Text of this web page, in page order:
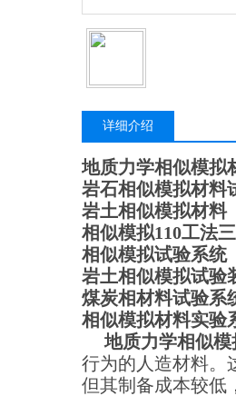
详细介绍
地质力学相似模拟
岩石相似模拟材料
岩土相似模拟材料
相似模拟110工法
相似模拟试验系统
岩土相似模拟试验
煤炭相材料试验系
相似模拟材料实验
地质力学相似模
行为的人造材料。
但其制备成本较低